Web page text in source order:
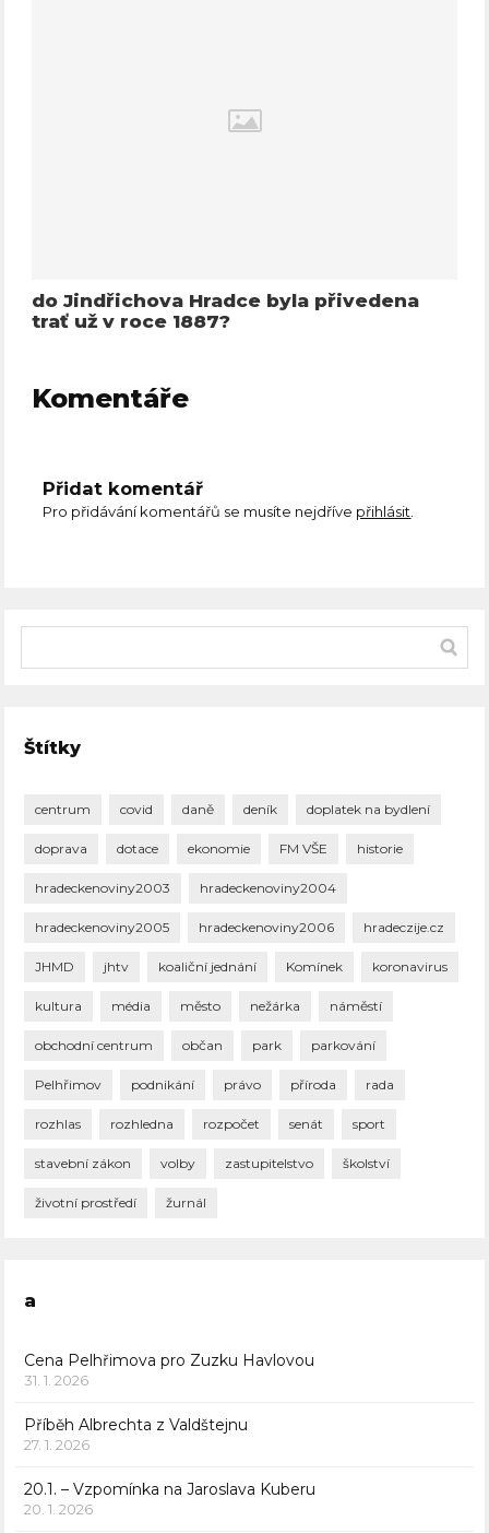
do Jindřichova Hradce byla přivedena
trať už v roce 1887?
Komentáře
Přidat komentář
Pro přidávání komentářů se musíte nejdříve přihlásit
Štítky
centrum covid daně deník doplatek na bydlení
doprava dotace ekonomie FM VŠE historie
hradeckenoviny2003 hradeckenoviny2004
hradeckenoviny2005 hradeckenoviny2006 hradeczije.cz
JHMD jhtv koaliční jednání Komínek koronavirus
kultura média město nežárka náměstí
obchodní centrum občan park parkování
Pelhřimov podnikání právo příroda rada
rozhlas rozhledna rozpočet senát sport
stavební zákon volby zastupitelstvo školství
životní prostředí žurnál
a
Cena Pelhřimova pro Zuzku Havlovou
31. 1. 2026
Příběh Albrechta z Valdštejnu
27. 1. 2026
20.1. – Vzpomínka na Jaroslava Kuberu
20. 1. 2026